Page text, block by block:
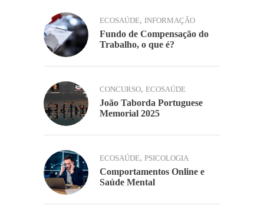
ECOSAÚDE, INFORMAÇÃO
Fundo de Compensação do
Trabalho, o que é?
CONCURSO, ECOSAÚDE
João Taborda Portuguese
Memorial 2025
ECOSAÚDE, PSICOLOGIA
Comportamentos Online e
Saúde Mental